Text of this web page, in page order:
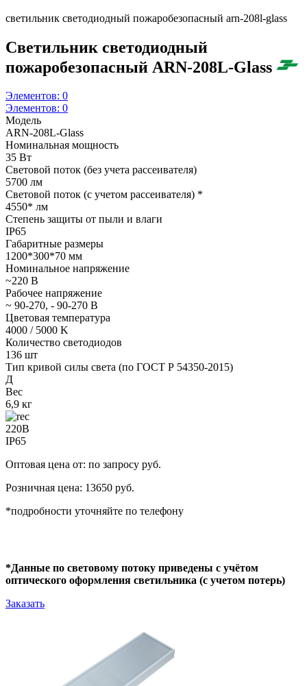
cветильник светодиодный пожаробезопасный arn-208l-glass
Cветильник светодиодный
пожаробезопасный ARN-208L-Glass
Элементов: 0
Элементов: 0
Модель
ARN-208L-Glass
Номинальная мощность
35 Вт
Световой поток (без учета рассеивателя)
5700 лм
Световой поток (с учетом рассеивателя) *
4550* лм
Степень защиты от пыли и влаги
IP65
Габаритные размеры
1200*300*70 мм
Номинальное напряжение
~220 В
Рабочее напряжение
~ 90-270, - 90-270 В
Цветовая температура
4000 / 5000 K
Количество светодиодов
136 шт
Тип кривой силы света (по ГОСТ Р 54350-2015)
Д
Вес
6,9 кг
220В
IP65
Оптовая цена от: по запросу руб.
Розничная цена: 13650 руб.
*подробности уточняйте по телефону
*Данные по световому потоку приведены с учётом
оптического оформления светильника (с учетом потерь)
Заказать